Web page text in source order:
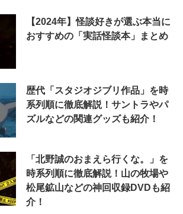
【2024年】怪談好きが選ぶ本当に
おすすめの「実話怪談本」まとめ
歴代「スタジオジブリ作品」を時
系列順に徹底解説！サントラやパ
ズルなどの関連グッズも紹介！
「北野誠のおまえら行くな。」を
時系列順に徹底解説！山の牧場や
松尾鉱山などの神回収録DVDも紹
介！